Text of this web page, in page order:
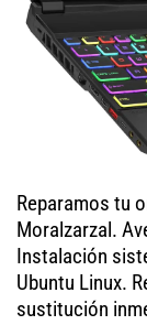
Reparamos tu
Moralzarzal.
Instalación
Ubuntu Linux.
sustitución